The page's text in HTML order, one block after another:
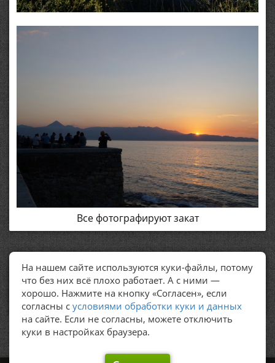
Все фотографируют закат
ПОЛЕЗНЫЕ ССЫЛКИ
Политика обработки персональных данных
На нашем сайте используются куки-файлы, потому
что без них всё плохо работает. А с ними —
хорошо. Нажмите на кнопку «Согласен», если
согласны с условиями обработки куки и данных
на сайте. Если не согласны, можете отключить
куки в настройках браузера.